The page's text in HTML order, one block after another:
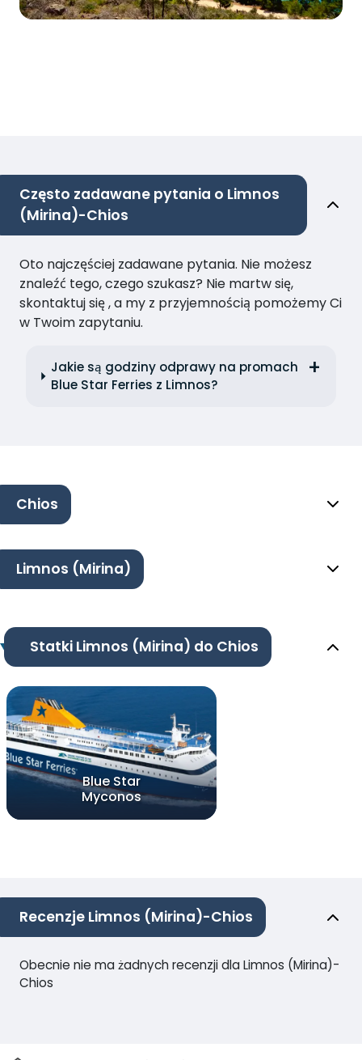
Często zadawane pytania o Limnos
(Mirina)-Chios
Oto najczęściej zadawane pytania. Nie możesz
znaleźć tego, czego szukasz? Nie martw się,
skontaktuj się , a my z przyjemnością pomożemy Ci
w Twoim zapytaniu.
Jakie są godziny odprawy na promach
Blue Star Ferries z Limnos?
Chios
Limnos (Mirina)
Statki Limnos (Mirina) do Chios
Blue Star
Myconos
Recenzje Limnos (Mirina)-Chios
Obecnie nie ma żadnych recenzji dla Limnos (Mirina)-
Chios